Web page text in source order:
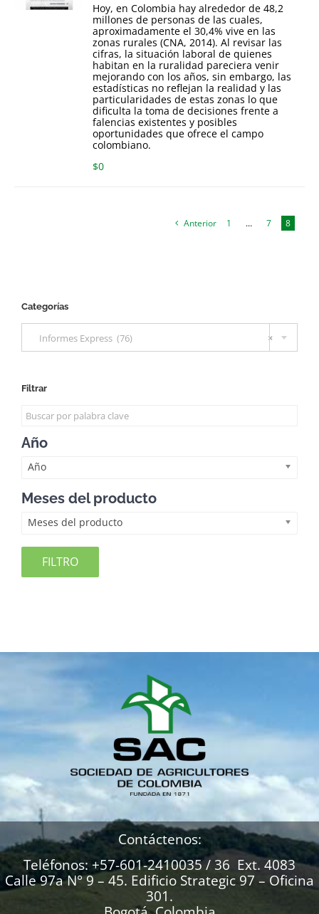
Hoy, en Colombia hay alrededor de 48,2
millones de personas de las cuales,
aproximadamente el 30,4% vive en las
zonas rurales (CNA, 2014). Al revisar las
cifras, la situación laboral de quienes
habitan en la ruralidad pareciera venir
mejorando con los años, sin embargo, las
estadísticas no reflejan la realidad y las
particularidades de estas zonas lo que
dificulta la toma de decisiones frente a
falencias existentes y posibles
oportunidades que ofrece el campo
colombiano.
$0
Anterior 1 … 7 8
Categorías
×
Informes Express (76)
Filtrar
Año
Año
Meses del producto
Meses del producto
FILTRO
Contáctenos:
Teléfonos: +57-601-2410035 / 36 Ext. 4083
Calle 97a N° 9 – 45. Edificio Strategic 97 – Oficina
301.